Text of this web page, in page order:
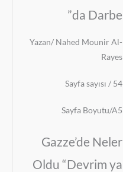
da Darbe”
Yazan/ Nahed Mounir Al-
Rayes
Sayfa sayısı / 54
Sayfa Boyutu/A5
Gazze’de Neler
Oldu “Devrim ya